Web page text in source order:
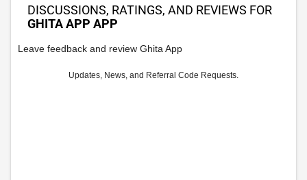
DISCUSSIONS, RATINGS, AND REVIEWS FOR
GHITA APP APP
Leave feedback and review Ghita App
Updates, News, and Referral Code Requests.